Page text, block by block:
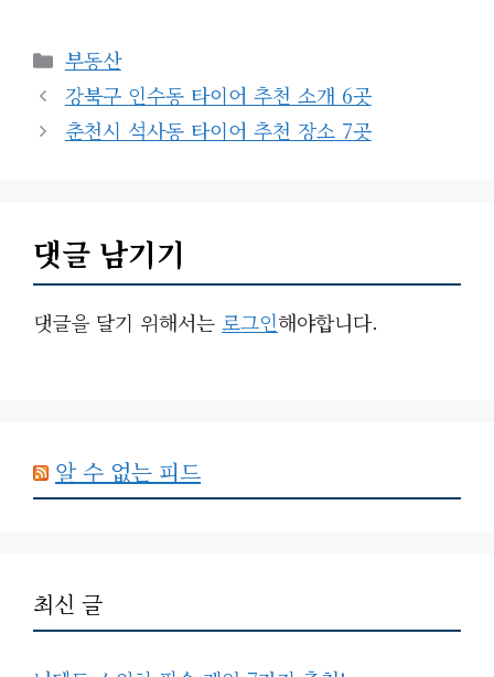
카
테
고
리
부동산
강북구 인수동 타이어 추천 소개 6곳
춘천시 석사동 타이어 추천 장소 7곳
댓글 남기기
댓글을 달기 위해서는 로그인해야합니다.
알 수 없는 피드
최신 글